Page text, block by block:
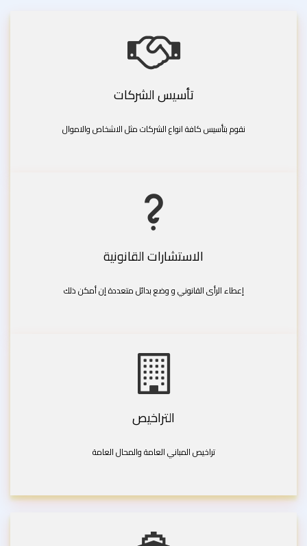
تأسيس الشركات
نقوم بتأسيس كافة انواع الشركات مثل الاشخاص والاموال
الاستشارات القانونية
إعطاء الرأى القانوني و وضع بدائل متعددة إن أمكن ذلك
التراخيص
تراخيص المباني العامة والمحال العامة